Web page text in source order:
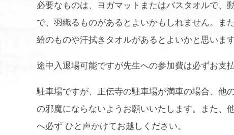
必要なものは、ヨガマットまたはバスタオルで、
で、羽織るものがあるとよいかもしれません。ま
給のものや汗拭きタオルがあるとよいかと思います
途中入退場可能ですが先生への参加費は必ずお支
駐車場ですが、正伝寺の駐車場が満車の場合、他
の邪魔にならないようお願いいたします。また、
へ必ず ひと声かけてお越しください。